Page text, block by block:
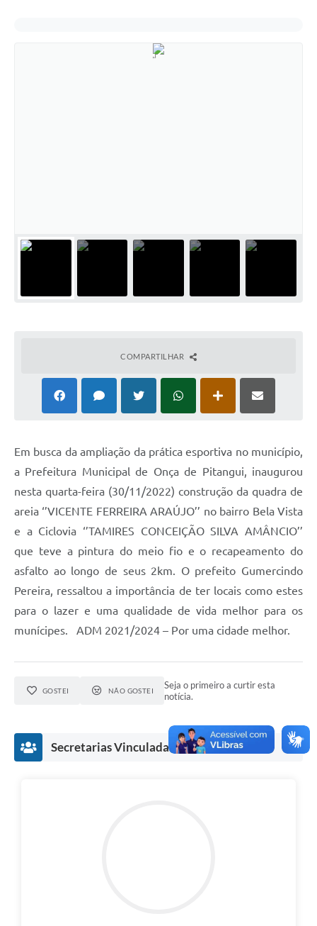
COMPARTILHAR
Em busca da ampliação da prática esportiva no município,
a Prefeitura Municipal de Onça de Pitangui, inaugurou
nesta quarta-feira (30/11/2022) construção da quadra de
areia ‘’VICENTE FERREIRA ARAÚJO’’ no bairro Bela Vista
e a Ciclovia ‘’TAMIRES CONCEIÇÃO SILVA AMÂNCIO’’
que teve a pintura do meio fio e o recapeamento do
asfalto ao longo de seus 2km. O prefeito Gumercindo
Pereira, ressaltou a importância de ter locais como estes
para o lazer e uma qualidade de vida melhor para os
munícipes. ADM 2021/2024 – Por uma cidade melhor.
GOSTEI NÃO GOSTEI
Seja o primeiro a curtir esta
notícia.
Secretarias Vinculadas